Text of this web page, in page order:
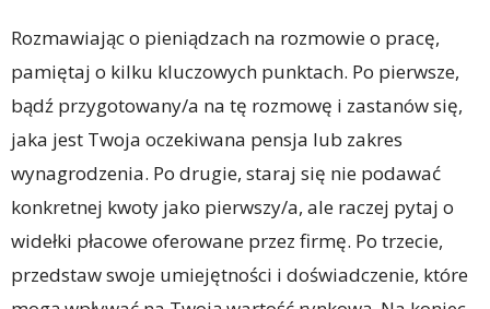
Rozmawiając o pieniądzach na rozmowie o pracę,
pamiętaj o kilku kluczowych punktach. Po pierwsze,
bądź przygotowany/a na tę rozmowę i zastanów się,
jaka jest Twoja oczekiwana pensja lub zakres
wynagrodzenia. Po drugie, staraj się nie podawać
konkretnej kwoty jako pierwszy/a, ale raczej pytaj o
widełki płacowe oferowane przez firmę. Po trzecie,
przedstaw swoje umiejętności i doświadczenie, które